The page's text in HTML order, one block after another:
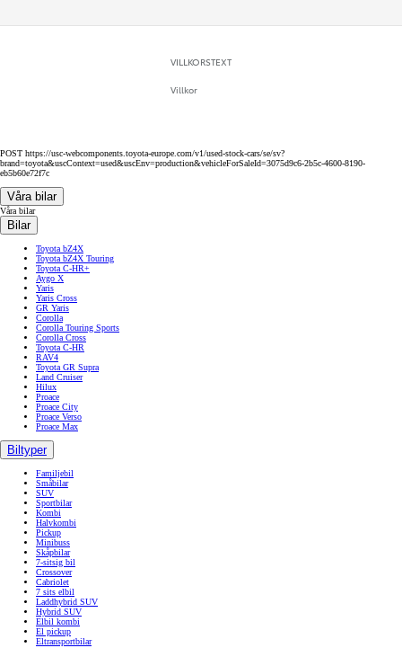
VILLKORSTEXT
Villkor
POST https://usc-webcomponents.toyota-europe.com/v1/used-stock-cars/se/sv?
brand=toyota&uscContext=used&uscEnv=production&vehicleForSaleId=3075d9c6-2b5c-4600-8190-
eb5b60e72f7c
Våra bilar
Våra bilar
Bilar
Toyota bZ4X
Toyota bZ4X Touring
Toyota C-HR+
Aygo X
Yaris
Yaris Cross
GR Yaris
Corolla
Corolla Touring Sports
Corolla Cross
Toyota C-HR
RAV4
Toyota GR Supra
Land Cruiser
Hilux
Proace
Proace City
Proace Verso
Proace Max
Biltyper
Familjebil
Småbilar
SUV
Sportbilar
Kombi
Halvkombi
Pickup
Minibuss
Skåpbilar
7-sitsig bil
Crossover
Cabriolet
7 sits elbil
Laddhybrid SUV
Hybrid SUV
Elbil kombi
El pickup
Eltransportbilar